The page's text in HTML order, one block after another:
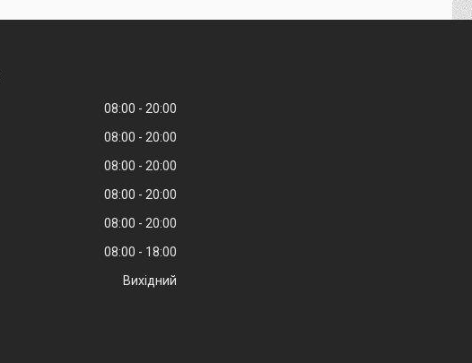
08:00
20:00
08:00
20:00
08:00
20:00
08:00
20:00
08:00
20:00
08:00
18:00
Вихідний